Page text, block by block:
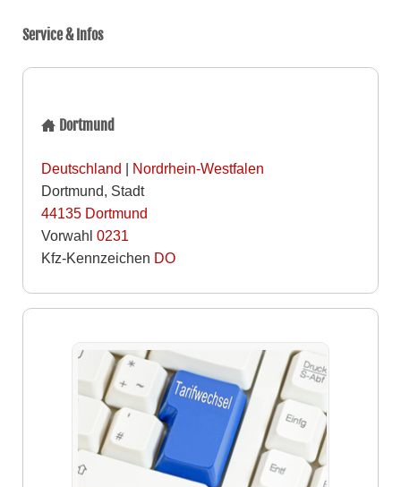
Service & Infos
Dortmund
Deutschland | Nordrhein-Westfalen
Dortmund, Stadt
44135 Dortmund
Vorwahl 0231
Kfz-Kennzeichen DO